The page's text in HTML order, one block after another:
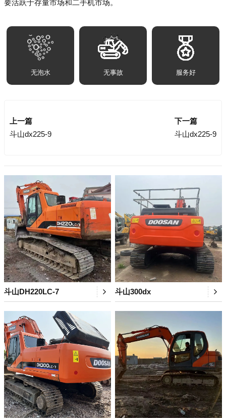
要活跃于存量市场和二手机市场。
无泡水 无事故 服务好
上一篇
斗山dx225-9
下一篇
斗山dx225-9
斗山DH220LC-7 斗山300dx